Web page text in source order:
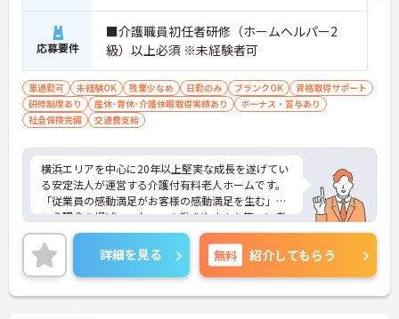
応募要件
■介護職員初任者研修（ホームヘルパー2
級）以上必須 ※未経験者可
車通勤可 未経験OK 残業少なめ 日勤のみ ブランクOK
資格取得サポート
研修制度あり
産休･育休･介護休暇取得実績あり
ボーナス・賞与あり
社会保険完備
交通費支給
横浜エリアを中心に20年以上堅実な成長を遂げてい
る安定法人が運営する介護付有料老人ホームです。
「従業員の感動満足がお客様の感動満足を生む」と
いう理念を掲げ、スタッフの働きやすさを第一に考
えた環境整備に力を入れています。全拠点共通で
「眠りスキャン」やインカム、ケア記録ソフトなど
の最新ICT機器を導入しており、業務の効率化とスタ
ッフの身体的負担の軽減を実現しています。さら
に、有資格者の方のキャリア形成を応援するため、
詳細を見る 無料 紹介してもらう